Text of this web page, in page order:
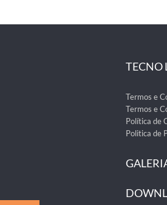
TECNO
Termos e
Termos e
Política de
Politica de